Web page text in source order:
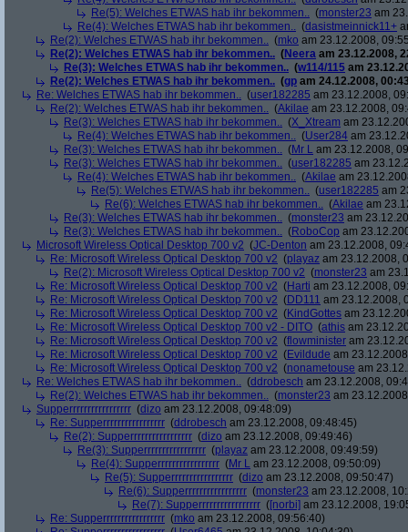
Re(5): Welches ETWAS hab ihr bekommen.. (monster23 am
Re(4): Welches ETWAS hab ihr bekommen.. (dasistmeinnick11+
Re(2): Welches ETWAS hab ihr bekommen.. (mko am 23.12.2008,
Re(2): Welches ETWAS hab ihr bekommen.. (Neera am 23.12.2008,
Re(3): Welches ETWAS hab ihr bekommen.. (w114/115 am
Re(2): Welches ETWAS hab ihr bekommen.. (gp am 24.12.2008,
Re: Welches ETWAS hab ihr bekommen.. (user182285 am 23.12.2008,
Re(2): Welches ETWAS hab ihr bekommen.. (Akilae am 23.12.2008,
Re(3): Welches ETWAS hab ihr bekommen.. (X_Xtream am
Re(4): Welches ETWAS hab ihr bekommen.. (User284 am
Re(3): Welches ETWAS hab ihr bekommen.. (Mr L am 23.12.2008,
Re(3): Welches ETWAS hab ihr bekommen.. (user182285 am
Re(4): Welches ETWAS hab ihr bekommen.. (Akilae am
Re(5): Welches ETWAS hab ihr bekommen.. (user182285 am
Re(6): Welches ETWAS hab ihr bekommen.. (Akilae am
Re(3): Welches ETWAS hab ihr bekommen.. (monster23 am
Re(3): Welches ETWAS hab ihr bekommen.. (RoboCop am
Microsoft Wireless Optical Desktop 700 v2 (JC-Denton am 23.12.2008,
Re: Microsoft Wireless Optical Desktop 700 v2 (playaz am 23.12.2008,
Re(2): Microsoft Wireless Optical Desktop 700 v2 (monster23 am
Re: Microsoft Wireless Optical Desktop 700 v2 (Harti am 23.12.2008,
Re: Microsoft Wireless Optical Desktop 700 v2 (DD111 am 23.12.2008,
Re: Microsoft Wireless Optical Desktop 700 v2 (KindGottes am
Re: Microsoft Wireless Optical Desktop 700 v2 - DITO (athis am
Re: Microsoft Wireless Optical Desktop 700 v2 (flowminister am
Re: Microsoft Wireless Optical Desktop 700 v2 (Evildude am
Re: Microsoft Wireless Optical Desktop 700 v2 (nonametouse am
Re: Welches ETWAS hab ihr bekommen.. (ddrobesch am 23.12.2008,
Re(2): Welches ETWAS hab ihr bekommen.. (monster23 am
Supperrrrrrrrrrrrrrrrr (dizo am 23.12.2008, 09:48:09)
Re: Supperrrrrrrrrrrrrrrrr (ddrobesch am 23.12.2008, 09:48:45)
Re(2): Supperrrrrrrrrrrrrrrrr (dizo am 23.12.2008, 09:49:46)
Re(3): Supperrrrrrrrrrrrrrrrr (playaz am 23.12.2008, 09:49:59)
Re(4): Supperrrrrrrrrrrrrrrrr (Mr L am 23.12.2008, 09:50:09)
Re(5): Supperrrrrrrrrrrrrrrrr (dizo am 23.12.2008, 09:50:47)
Re(6): Supperrrrrrrrrrrrrrrrr (monster23 am 23.12.2008,
Re(7): Supperrrrrrrrrrrrrrrrr ([norbi] am 23.12.2008,
Re: Supperrrrrrrrrrrrrrrrr (mko am 23.12.2008, 09:56:40)